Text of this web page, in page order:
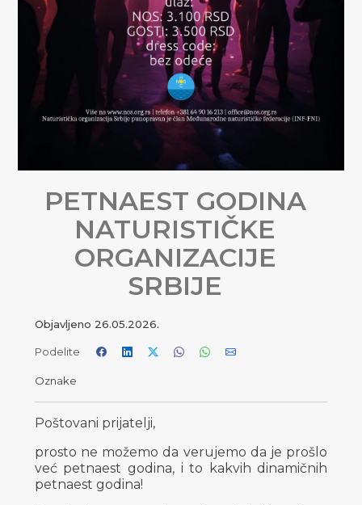
PETNAEST GODINA
NATURISTIČKE
ORGANIZACIJE
SRBIJE
Objavljeno 26.05.2026.
Podelite
Oznake
Poštovani prijatelji,
prosto ne možemo da verujemo da je prošlo
već petnaest godina, i to kakvih dinamičnih
petnaest godina!